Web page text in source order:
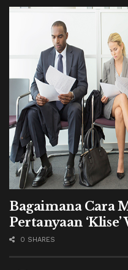
Bagaimana Cara
Pertanyaan
0 SHARES